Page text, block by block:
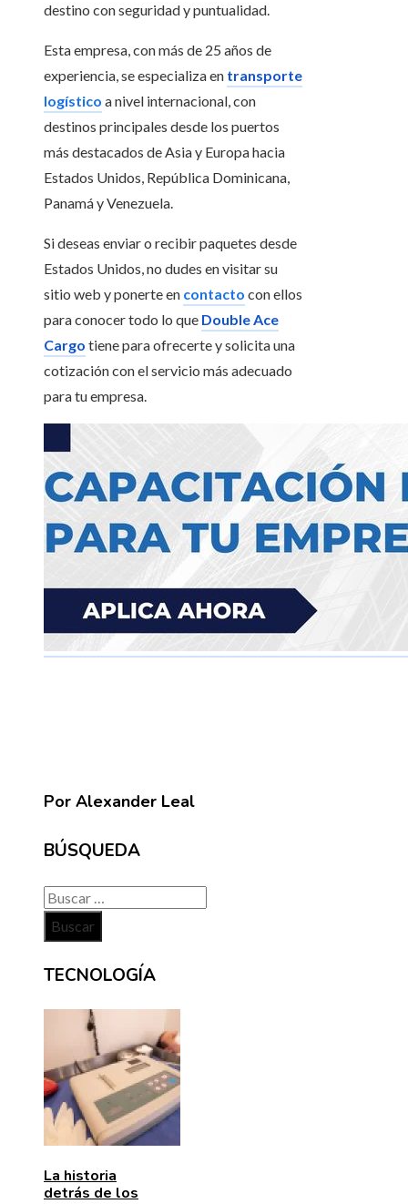
destino con seguridad y puntualidad.
Esta empresa, con más de 25 años de
experiencia, se especializa en transporte
logístico a nivel internacional, con
destinos principales desde los puertos
más destacados de Asia y Europa hacia
Estados Unidos, República Dominicana,
Panamá y Venezuela.
Si deseas enviar o recibir paquetes desde
Estados Unidos, no dudes en visitar su
sitio web y ponerte en contacto con ellos
para conocer todo lo que Double Ace
Cargo tiene para ofrecerte y solicita una
cotizacióncon el servicio más adecuado
para tu empresa.
Por Alexander Leal
BÚSQUEDA
Buscar:
TECNOLOGÍA
La historia
detrás de los